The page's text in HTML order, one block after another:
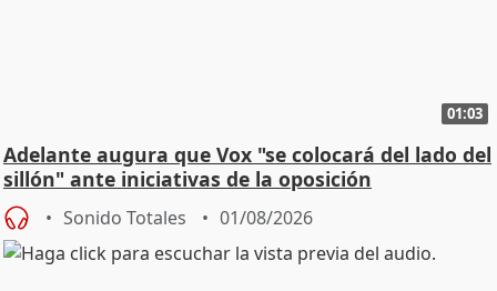
01:03
Adelante augura que Vox "se colocará del lado del
sillón" ante iniciativas de la oposición
Sonido Totales 01/08/2026